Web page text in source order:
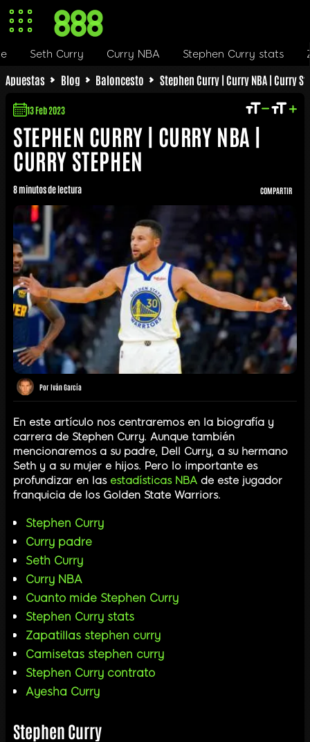
Apuestas Blog Baloncesto Stephen Curry | Curry NBA | Curry
STEPHEN CURRY | CURRY NBA |
CURRY STEPHEN
13 Feb 2023
8 minutos de lectura
Por Iván García
COMPARTIR
En este artículo nos centraremos en la biografía y
carrera de Stephen Curry. Aunque también
mencionaremos a su padre, Dell Curry, a su hermano
Seth y a su mujer e hijos. Pero lo importante es
profundizar en las estadísticas NBA de este jugador
franquicia de los Golden State Warriors.
Stephen Curry
Curry padre
Seth Curry
Curry NBA
Cuanto mide Stephen Curry
Stephen Curry stats
Zapatillas stephen curry
Camisetas stephen curry
Stephen Curry contrato
Ayesha Curry
Stephen Curry
Curry Curry NBA Stephen Curry stats